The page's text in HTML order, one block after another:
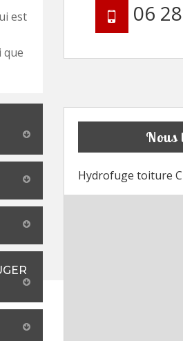
est
que
06
Nous
Hydrofuge toiture